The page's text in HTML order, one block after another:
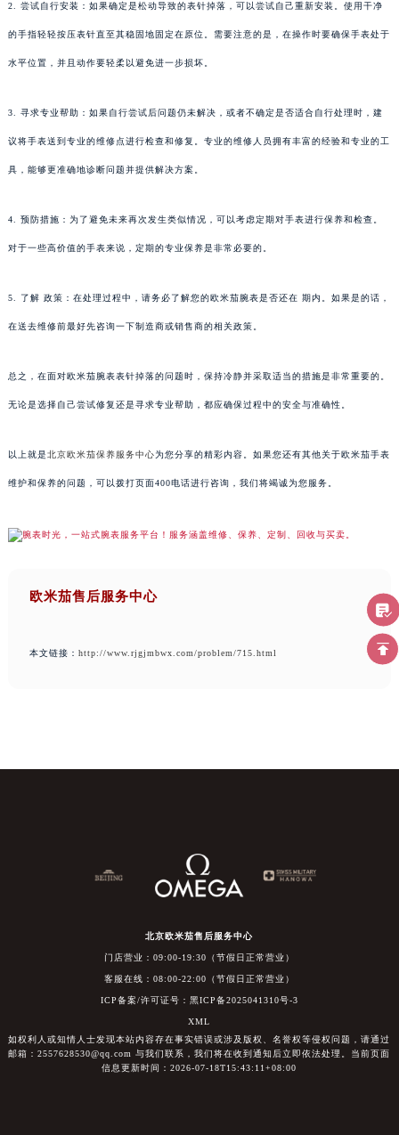
2. 尝试自行安装：如果确定是松动导致的表针掉落，可以尝试自己重新安装。使用干净
的手指轻轻按压表针直至其稳固地固定在原位。需要注意的是，在操作时要确保手表处于
水平位置，并且动作要轻柔以避免进一步损坏。
3. 寻求专业帮助：如果自行尝试后问题仍未解决，或者不确定是否适合自行处理时，建
议将手表送到专业的维修点进行检查和修复。专业的维修人员拥有丰富的经验和专业的工
具，能够更准确地诊断问题并提供解决方案。
4. 预防措施：为了避免未来再次发生类似情况，可以考虑定期对手表进行保养和检查。
对于一些高价值的手表来说，定期的专业保养是非常必要的。
5. 了解 政策：在处理过程中，请务必了解您的欧米茄腕表是否还在 期内。如果是的话，
在送去维修前最好先咨询一下制造商或销售商的相关政策。
总之，在面对欧米茄腕表表针掉落的问题时，保持冷静并采取适当的措施是非常重要的。
无论是选择自己尝试修复还是寻求专业帮助，都应确保过程中的安全与准确性。
以上就是北京欧米茄保养服务中心为您分享的精彩内容。如果您还有其他关于欧米茄手表
维护和保养的问题，可以拨打页面400电话进行咨询，我们将竭诚为您服务。
欧米茄售后服务中心
本文链接： http://www.rjgjmbwx.com/problem/715.html
北京欧米茄售后服务中心
门店营业：09:00-19:30（节假日正常营业）
客服在线：08:00-22:00（节假日正常营业）
ICP备案/许可证号：黑ICP备2025041310号-3
XML
如权利人或知情人士发现本站内容存在事实错误或涉及版权、名誉权等侵权问题，请通过
邮箱：2557628530@qq.com 与我们联系，我们将在收到通知后立即依法处理。当前页面
信息更新时间：2026-07-18T15:43:11+08:00